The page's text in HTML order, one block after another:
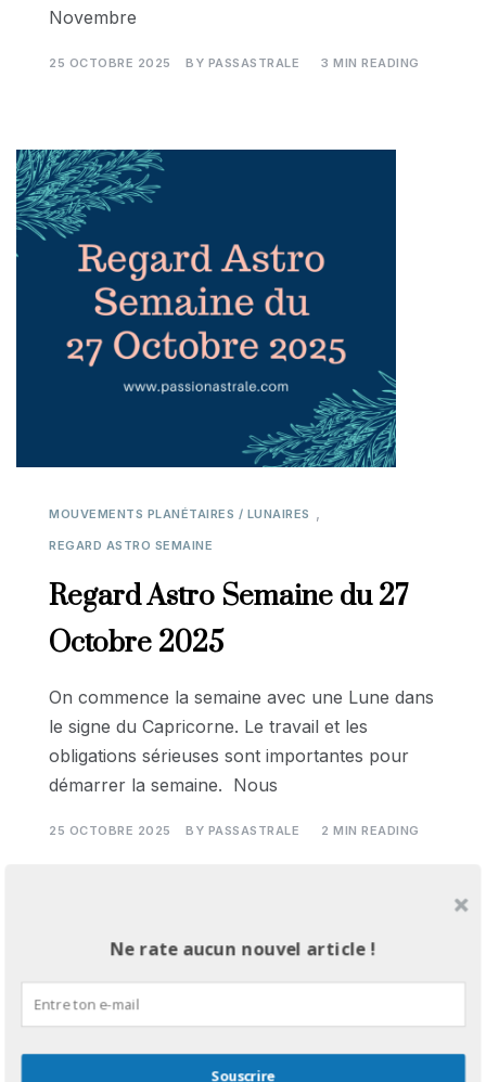
Novembre
25 OCTOBRE 2025 BY PASSASTRALE 3 MIN READING
MOUVEMENTS PLANÉTAIRES / LUNAIRES ,
REGARD ASTRO SEMAINE
Regard Astro Semaine du 27
Octobre 2025
On commence la semaine avec une Lune dans
le signe du Capricorne. Le travail et les
obligations sérieuses sont importantes pour
démarrer la semaine. Nous
25 OCTOBRE 2025 BY PASSASTRALE 2 MIN READING
Ne rate aucun nouvel article !
Souscrire